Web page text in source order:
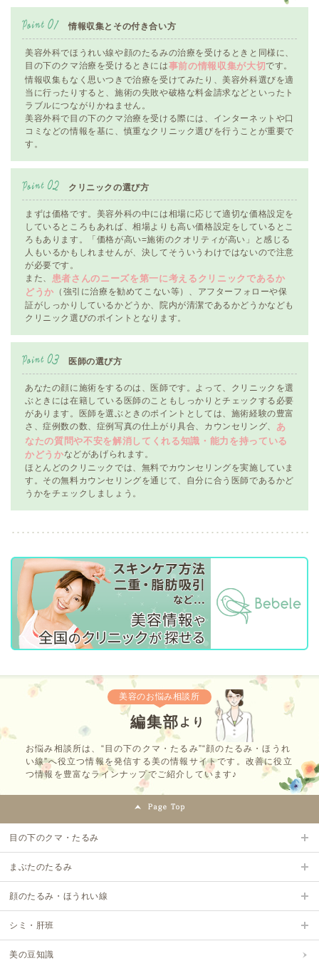
情報収集とその付き合い方
美容外科でほうれい線や顔のたるみの治療を受けるときと同様に、
目の下のクマ治療を受けるときには事前の情報収集が大切です。
情報収集もなく思いつきで治療を受けてみたり、美容外科選びを適
当に行ったりすると、施術の失敗や破格な料金請求などといったト
ラブルにつながりかねません。
美容外科で目の下のクマ治療を受ける際には、インターネットや口
コミなどの情報を基に、慎重なクリニック選びを行うことが重要で
す。
クリニックの選び方
まずは価格です。美容外科の中には相場に応じて適切な価格設定を
しているところもあれば、相場よりも高い価格設定をしているとこ
ろもあります。「価格が高い=施術のクオリティが高い」と感じる
人もいるかもしれませんが、決してそういうわけではないので注意
が必要です。
また、 患者さんのニーズを第一に考えるクリニックであるか
どうか （強引に治療を勧めてこない等）、アフターフォローや保
証がしっかりしているかどうか、院内が清潔であるかどうかなども
クリニック選びのポイントとなります。
医師の選び方
あなたの顔に施術をするのは、医師です。よって、クリニックを選
ぶときには在籍している医師のこともしっかりとチェックする必要
があります。医師を選ぶときのポイントとしては、施術経験の豊富
さ、症例数の数、症例写真の仕上がり具合、カウンセリング、 あ
なたの質問や不安を解消してくれる知識・能力を持っている
かどうかなどがあげられます。
ほとんどのクリニックでは、無料でカウンセリングを実施していま
す。その無料カウンセリングを通じて、自分に合う医師であるかど
うかをチェックしましょう。
美容のお悩み相談所
編集部 より
お悩み相談所は、“目の下のクマ・たるみ”“顔のたるみ・ほうれ
い線”へ役立つ情報を発信する美の情報サイトです。改善に役立
つ情報を豊富なラインナップでご紹介しています♪
目の下のクマ・たるみ
まぶたのたるみ
顔のたるみ・ほうれい線
シミ・肝班
美の豆知識